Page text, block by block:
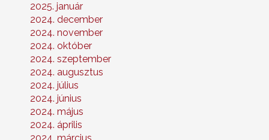
2025. január
2024. december
2024. november
2024. október
2024. szeptember
2024. augusztus
2024. július
2024. június
2024. május
2024. április